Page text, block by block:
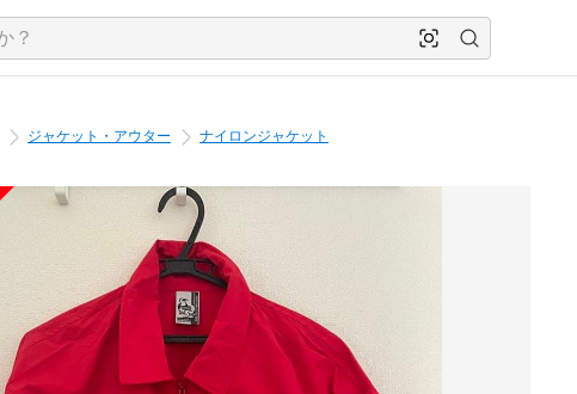
ジャケット・アウター ナイロンジャケット